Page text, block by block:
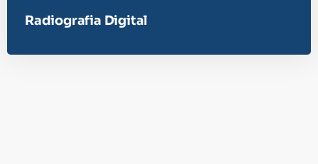
Radiografia Digital